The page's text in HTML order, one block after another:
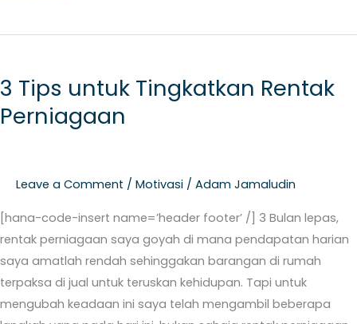
3 Tips untuk Tingkatkan Rentak
Perniagaan
Leave a Comment / Motivasi / Adam Jamaludin
[hana-code-insert name=’header footer’ /] 3 Bulan lepas,
rentak perniagaan saya goyah di mana pendapatan harian
saya amatlah rendah sehinggakan barangan di rumah
terpaksa di jual untuk teruskan kehidupan. Tapi untuk
mengubah keadaan ini saya telah mengambil beberapa
untuk
Tingkatkan